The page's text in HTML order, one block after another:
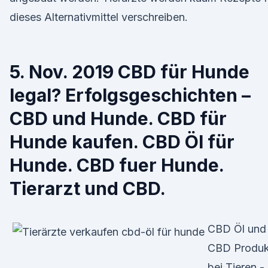
dieses Alternativmittel verschreiben.
5. Nov. 2019 CBD für Hunde
legal? Erfolgsgeschichten –
CBD und Hunde. CBD für
Hunde kaufen. CBD Öl für
Hunde. CBD fuer Hunde.
Tierarzt und CBD.
CBD Öl und
CBD